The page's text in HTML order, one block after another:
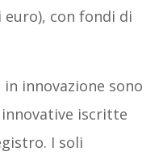
con fondi di
in innovazione sono
iscritte
I soli